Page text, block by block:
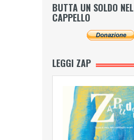
BUTTA UN SOLDO NEL
CAPPELLO
LEGGI ZAP